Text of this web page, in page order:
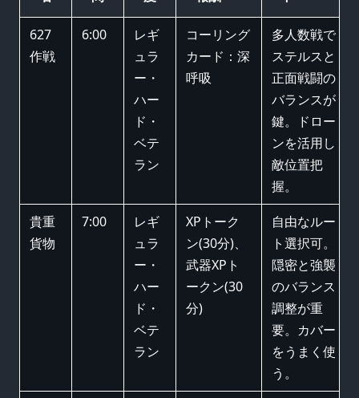
627
作戦
6:00
レギ
ュラ
ー・
ハー
ド・
ベテ
ラン
コーリング
カード：深
呼吸
多人数戦で
ステルスと
正面戦闘の
バランスが
鍵。ドロー
ンを活用し
敵位置把
握。
貴重
貨物
7:00
レギ
ュラ
ー・
ハー
ド・
ベテ
ラン
XPトーク
ン(30分)、
武器XPト
ークン(30
分)
自由なルー
ト選択可。
隠密と強襲
のバランス
調整が重
要。カバー
をうまく使
う。